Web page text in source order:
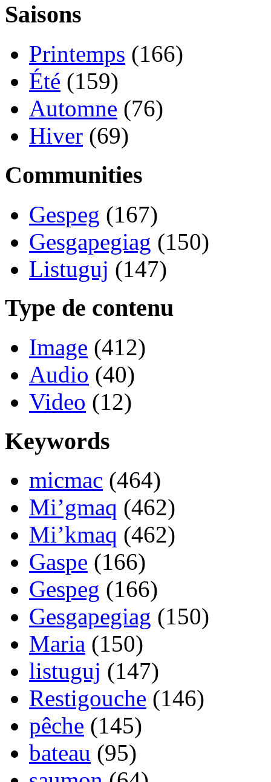
Saisons
Printemps (166)
Été (159)
Automne (76)
Hiver (69)
Communities
Gespeg (167)
Gesgapegiag (150)
Listuguj (147)
Type de contenu
Image (412)
Audio (40)
Video (12)
Keywords
micmac (464)
Mi’gmaq (462)
Mi’kmaq (462)
Gaspe (166)
Gespeg (166)
Gesgapegiag (150)
Maria (150)
listuguj (147)
Restigouche (146)
pêche (145)
bateau (95)